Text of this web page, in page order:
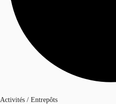
Activités / Entrepôts